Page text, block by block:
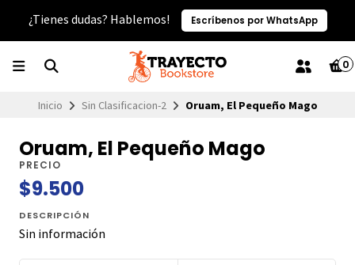
¿Tienes dudas? Hablemos! Escríbenos por WhatsApp
0
Inicio Sin Clasificacion-2 Oruam, El Pequeño Mago
Oruam, El Pequeño Mago
PRECIO
$9.500
DESCRIPCIÓN
Sin información